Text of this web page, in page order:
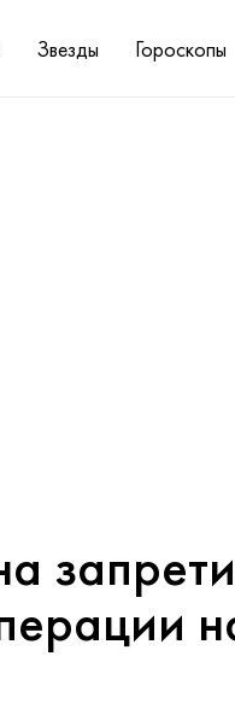
Звезды Гороскопы